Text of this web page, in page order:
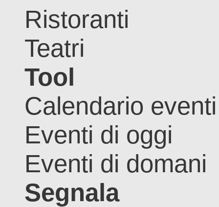
Ristoranti
Teatri
Tool
Calendario eventi
Eventi di oggi
Eventi di domani
Segnala